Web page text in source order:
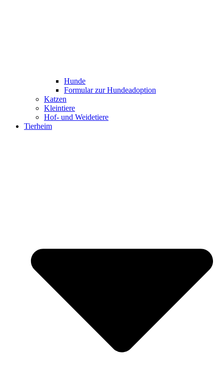
Hunde
Formular zur Hundeadoption
Katzen
Kleintiere
Hof- und Weidetiere
Tierheim